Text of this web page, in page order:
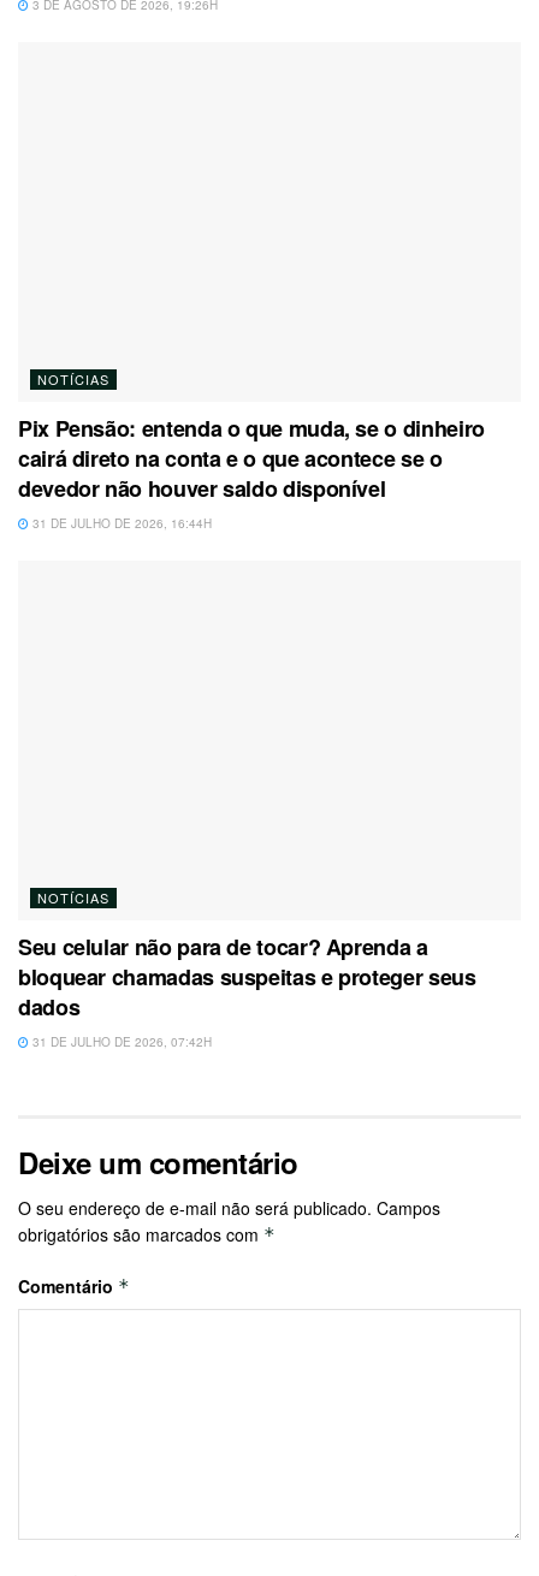
3 DE AGOSTO DE 2026, 19:26H
NOTÍCIAS
Pix Pensão: entenda o que muda, se o dinheiro
cairá direto na conta e o que acontece se o
devedor não houver saldo disponível
31 DE JULHO DE 2026, 16:44H
NOTÍCIAS
Seu celular não para de tocar? Aprenda a
bloquear chamadas suspeitas e proteger seus
dados
31 DE JULHO DE 2026, 07:42H
Deixe um comentário
O seu endereço de e-mail não será publicado. Campos
obrigatórios são marcados com *
Comentário *